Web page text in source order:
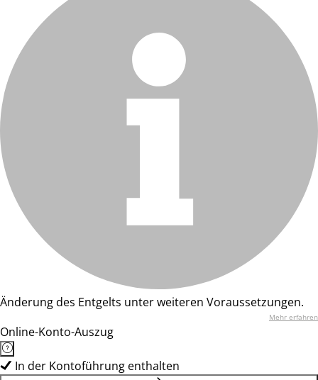
Änderung des Entgelts unter weiteren Voraussetzungen.
Mehr erfahren
Online-Konto-Auszug
In der Kontoführung enthalten